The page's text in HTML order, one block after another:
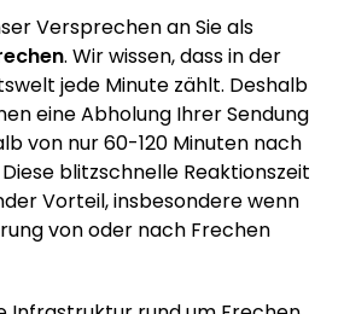
Versprechen an Sie als
. Wir wissen, dass in der
jede Minute zählt. Deshalb
eine Abholung Ihrer Sendung
von nur 60-120 Minuten nach
blitzschnelle Reaktionszeit
Vorteil, insbesondere wenn
von oder nach Frechen